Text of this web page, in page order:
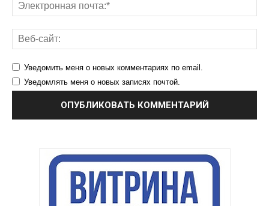
Уведомить меня о новых комментариях по email.
Уведомлять меня о новых записях почтой.